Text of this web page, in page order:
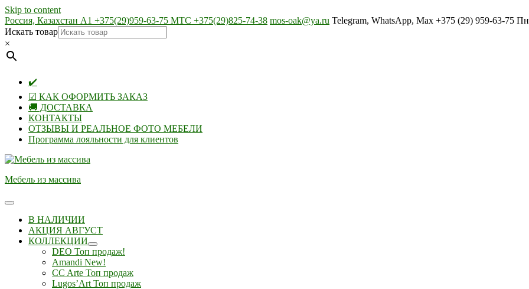
Skip to content
Россия, Казахстан А1 +375(29)959-63-75 МТС +375(29)825-74-38 mos-oak@ya.ru Telegram, WhatsApp, Max +375 (29) 959-63-75
Искать товар
×
✔️
☑ КАК ОФОРМИТЬ ЗАКАЗ
🚚 ДОСТАВКА
КОНТАКТЫ
ОТЗЫВЫ И РЕАЛЬНОЕ ФОТО МЕБЕЛИ
Программа лояльности для клиентов
Мебель из массива
В НАЛИЧИИ
АКЦИЯ АВГУСТ
КОЛЛЕКЦИИ
DEO Топ продаж!
Amandi New!
CC Arte Топ продаж
Lugos’Art Топ продаж